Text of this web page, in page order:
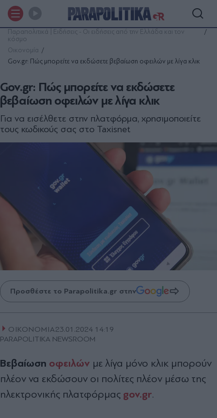
Παραπολιτικά | Ειδήσεις - Οι ειδήσεις από την Ελλάδα και τον
κόσμο
Οικονομία
Gov.gr: Πώς μπορείτε να εκδώσετε βεβαίωση οφειλών με λίγα κλικ
Gov.gr: Πώς μπορείτε να εκδώσετε
βεβαίωση οφειλών με λίγα κλικ
Για να εισέλθετε στην πλατφόρμα, χρησιμοποιείτε
τους κωδικούς σας στο Taxisnet
Προσθέστε το Parapolitika.gr στην
ΟΙΚΟΝΟΜΙΑ23.01.2024 14:19
PARAPOLITIKA NEWSROOM
Βεβαίωση οφειλών με λίγα μόνο κλικ μπορούν
πλέον να εκδώσουν οι πολίτες πλέον μέσω της
ηλεκτρονικής πλατφόρμας gov.gr.